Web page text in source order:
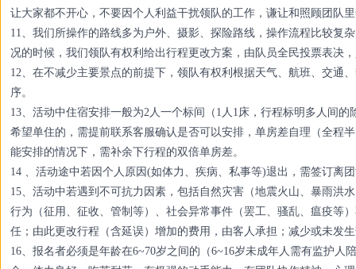
让大家都不开心，不要因个人利益干扰领队的工作，谦让和照顾团队
11、我们所操作的路线多为户外、摄影、探险路线，操作流程比较复
况的时候，我们领队有权利给出行程更改方案，由队员全民投票表决
12、在不减少主要景点的前提下，领队有权利根据天气、航班、交通
序。
13、活动中住宿安排一般为2人一个标间（1人1床，行程标明多人间
希望单住的，需提前联系客服确认是否可以安排，单房差自理（全程
能安排的情况下，需补余下行程的双倍单房差。
14 、活动途中若因个人原因(如体力、疾病、私事等)退出，需签订离
15、活动中若遇到不可抗力因素，包括自然灾害（地震火山、暴雨洪
行为（征用、征收、管制等）、社会异常事件（罢工、骚乱、瘟疫等
任；由此更改行程（含延误）增加的费用，由客人承担；减少或未发
16、报名者必须是年龄在6~70岁之间的（6~16岁未成年人需有监护人